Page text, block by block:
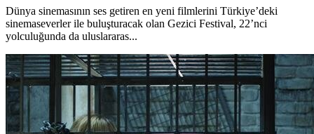
Dünya sinemasının ses getiren en yeni filmlerini Türkiye’deki
sinemaseverler ile buluşturacak olan Gezici Festival, 22’nci
yolculuğunda da uluslararas...